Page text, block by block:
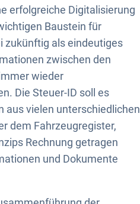
erfolgreiche Digitalisierung
Baustein für
zukünftig als eindeutiges
zwischen den
wieder
Die Steuer-ID soll es
aus vielen unterschiedlichen
dem Fahrzeugregister,
Rechnung getragen
und Dokumente